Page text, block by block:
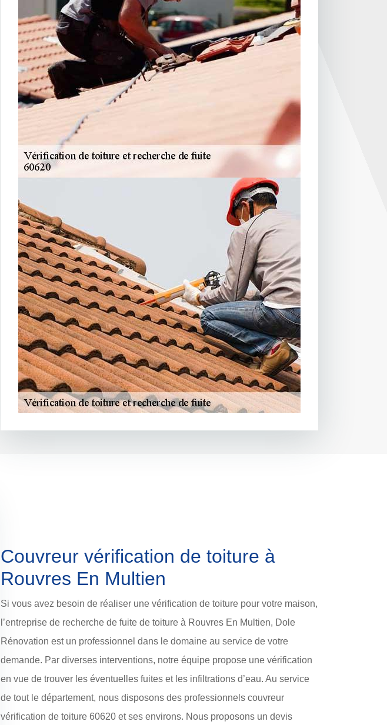
Couvreur vérification de toiture à
Rouvres En Multien
Si vous avez besoin de réaliser une vérification de toiture pour votre maison,
l’entreprise de recherche de fuite de toiture à Rouvres En Multien, Dole
Rénovation est un professionnel dans le domaine au service de votre
demande. Par diverses interventions, notre équipe propose une vérification
en vue de trouver les éventuelles fuites et les infiltrations d’eau. Au service
de tout le département, nous disposons des professionnels couvreur
vérification de toiture 60620 et ses environs. Nous proposons un devis